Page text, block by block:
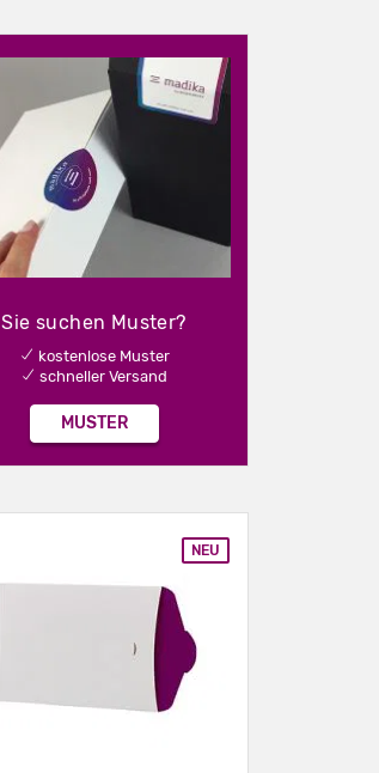
Sie suchen Muster?
✔ kostenlose Muster
✔ schneller Versand
MUSTER
NEU